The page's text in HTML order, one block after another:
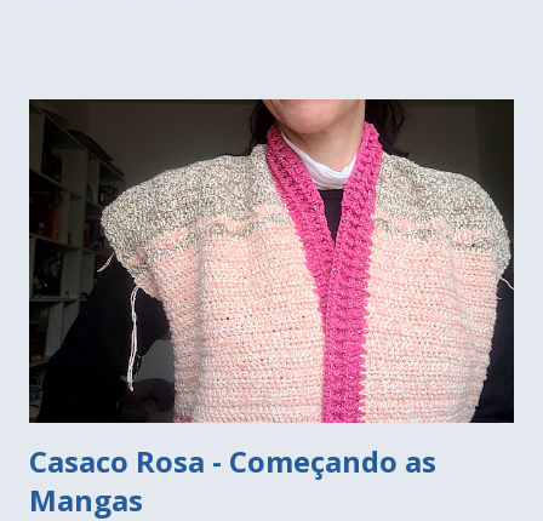
armários todos fechados, geladeiras embutidas, tudo
escondido? Cadê o aconchego? Cadê o charme? São os
objetos que trazem a personalidade dos donos da casa.
Bancada com fogão à lenha e frontão, tudo no mesmo
revestimento, ficou lindo. A praticidade do dia a dia talvez
fique prejudicada, mas para uma casa de campo, acho que
resolve muito bem. Bares espalhados por vários cantos,
seja na cozinha, copa ou sala de estar. Objetos divertid...
Casaco Rosa - Começando as
Mangas